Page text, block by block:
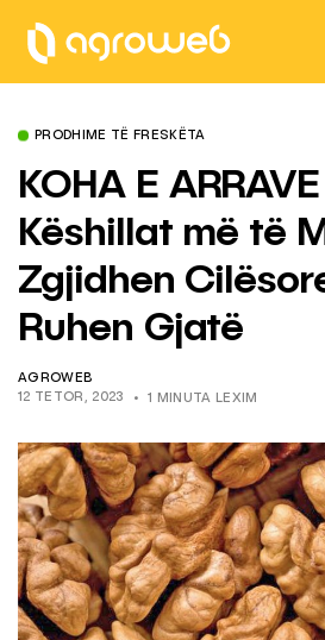
PRODHIME TË FRESKËTA
KOHA E
Këshillat më të
Zgjidhen
Ruhen Gjatë
AGROWEB
12 TETOR, 2023
1 MINUTA LEXIM